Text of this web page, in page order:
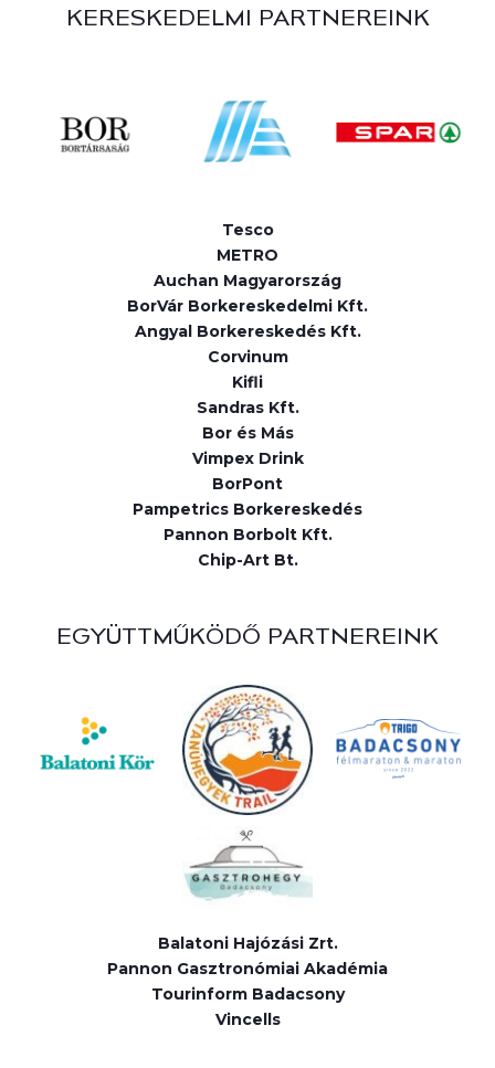
KERESKEDELMI PARTNEREINK
Tesco
METRO
Auchan Magyarország
BorVár Borkereskedelmi Kft.
Angyal Borkereskedés Kft.
Corvinum
Kifli
Sandras Kft.
Bor és Más
Vimpex Drink
BorPont
Pampetrics Borkereskedés
Pannon Borbolt Kft.
Chip-Art Bt.
EGYÜTTMŰKÖDŐ PARTNEREINK
Balatoni Hajózási Zrt.
Pannon Gasztronómiai Akadémia
Tourinform Badacsony
Vincells